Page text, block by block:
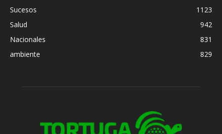
Sucesos
1123
Salud
942
Nacionales
831
ambiente
829